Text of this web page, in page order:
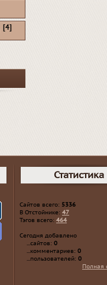
[4]
Статистика
Сайтов всего: 5336
В Отстойнике: 47
Тэгов всего: 464
Сегодня добавлено
...сайтов: 0
...комментариев: 0
...пользователей: 0
Полная